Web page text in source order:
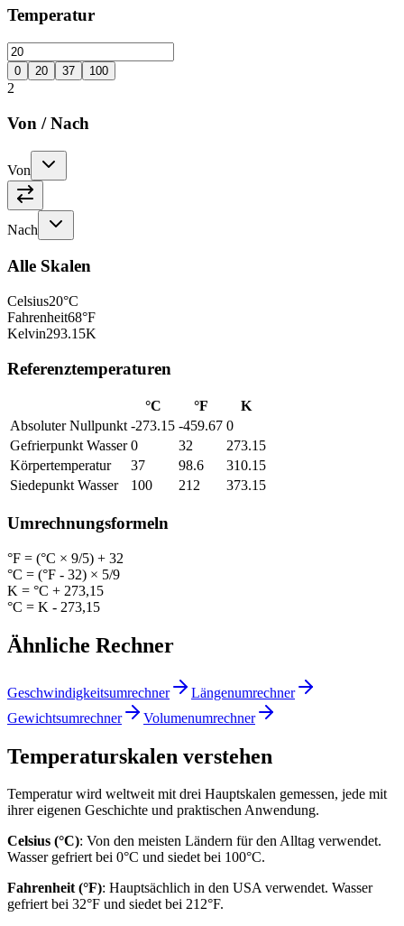
Temperatur
0 20 37 100
2
Von /Nach
Von
Nach
Alle Skalen
Celsius20°C
Fahrenheit68°F
Kelvin293.15K
Referenztemperaturen
°C °F
K
Absoluter Nullpunkt -273.15 -459.67 0
Gefrierpunkt Wasser 0 32
273.15
Körpertemperatur
37 98.6
310.15
Siedepunkt Wasser
100 212 373.15
Umrechnungsformeln
°F = (°C × 9/5) + 32
°C = (°F - 32) × 5/9
K = °C + 273,15
°C = K - 273,15
Ähnliche Rechner
Geschwindigkeitsumrechner
Längenumrechner
Gewichtsumrechner
Volumenumrechner
Temperaturskalen verstehen
Temperatur wird weltweit mit drei Hauptskalen gemessen, jede mit
ihrer eigenen Geschichte und praktischen Anwendung.
Celsius (°C): Von den meisten Ländern für den Alltag verwendet.
Wasser gefriert bei 0°C und siedet bei 100°C.
Fahrenheit (°F): Hauptsächlich in den USA verwendet. Wasser
gefriert bei 32°F und siedet bei 212°F.